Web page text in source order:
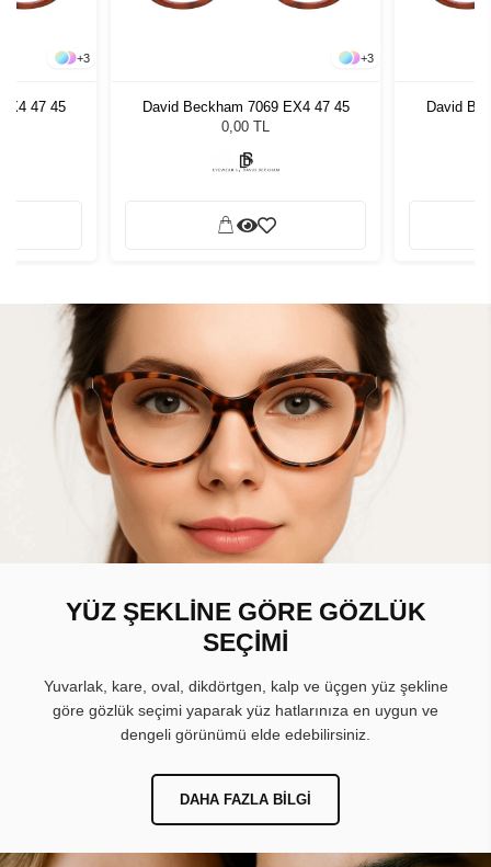
+3
47 45
+3
David Beckham 7069 EX4 47 45
0,00 TL
David
YÜZ ŞEKLİNE GÖRE GÖZLÜK
SEÇİMİ
Yuvarlak, kare, oval, dikdörtgen, kalp ve üçgen yüz şekline
göre gözlük seçimi yaparak yüz hatlarınıza en uygun ve
dengeli görünümü elde edebilirsiniz.
DAHA FAZLA BILGI